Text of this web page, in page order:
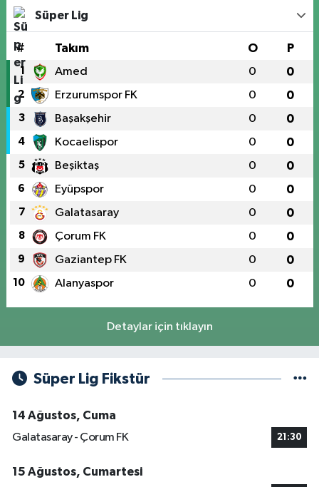
Süper Lig
# Takım O P
1 Amed 0 0
2 Erzurumspor FK 0 0
3 Başakşehir 0 0
4 Kocaelispor 0 0
5 Beşiktaş 0 0
6 Eyüpspor 0 0
7 Galatasaray 0 0
8 Çorum FK 0 0
9 Gaziantep FK 0 0
10 Alanyaspor 0 0
Detaylar için tıklayın
Süper Lig Fikstür
14 Ağustos, Cuma
Galatasaray - Çorum FK
21:30
15 Ağustos, Cumartesi